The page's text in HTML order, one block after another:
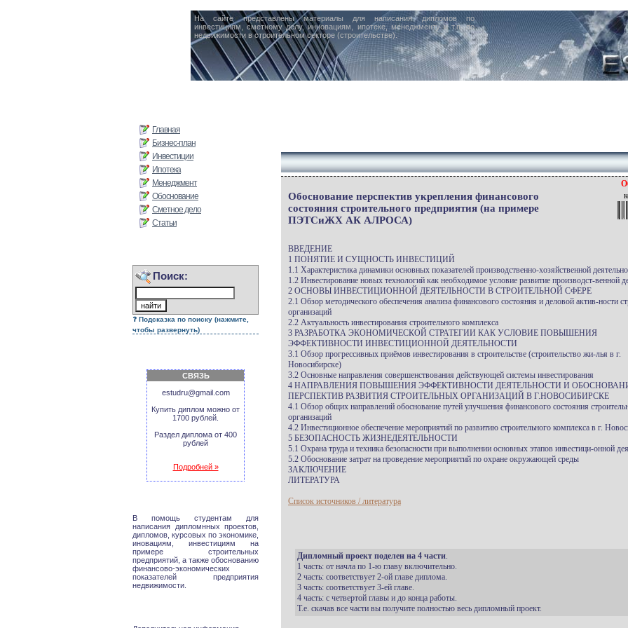
На сайте представлены материалы для написания дипломов по
инвестициям, сметному делу, инновациям, ипотеке, менеджменту и т.п. по
недвижимости в строительном секторе (строительстве).
Главная
Бизнес-план
Инвестиции
Ипотека
Менеджмент
Обоснование
Сметное дело
Статьи
Поиск:
Подсказка по поиску (нажмите,
чтобы развернуть)
СВЯЗЬ
estudru@gmail.com
Купить диплом можно от
1700 рублей.
Раздел диплома от 400
рублей
Подробней »
В помощь студентам для
написания дипломнных проектов,
дипломов, курсовых по экономике,
иновациям, инвестициям на
примере строительных
предприятий, а также обоснованию
финансово-экономических
показателей предприятия
недвижимости.
Обоснование перспектив укрепления финансового
состояния строительного предприятия (на примере
ПЭТСиЖХ АК АЛРОСА)
ВВЕДЕНИЕ
1 ПОНЯТИЕ И СУЩНОСТЬ ИНВЕСТИЦИЙ
1.1 Характеристика динамики основных показателей производственно-хозяйственной
1.2 Инвестирование новых технологий как необходимое условие развитие производст-венной
2 ОСНОВЫ ИНВЕСТИЦИОННОЙ ДЕЯТЕЛЬНОСТИ В СТРОИТЕЛЬНОЙ СФЕРЕ
2.1 Обзор методического обеспечения анализа финансового состояния и деловой актив-ности
организаций
2.2 Актуальность инвестирования строительного комплекса
3 РАЗРАБОТКА ЭКОНОМИЧЕСКОЙ СТРАТЕГИИ КАК УСЛОВИЕ ПОВЫШЕНИЯ
ЭФФЕКТИВНОСТИ ИНВЕСТИЦИОННОЙ ДЕЯТЕЛЬНОСТИ
3.1 Обзор прогрессивных приёмов инвестирования в строительстве (строительство жи-лья в г.
Новосибирске)
3.2 Основные направления совершенствования действующей системы инвестирования
4 НАПРАВЛЕНИЯ ПОВЫШЕНИЯ ЭФФЕКТИВНОСТИ ДЕЯТЕЛЬНОСТИ И
ПЕРСПЕКТИВ РАЗВИТИЯ СТРОИТЕЛЬНЫХ ОРГАНИЗАЦИЙ В Г.НОВОСИБИРСКЕ
4.1 Обзор общих направлений обоснование путей улучшения финансового состояния
организаций
4.2 Инвестиционное обеспечение мероприятий по развитию строительного комплекса в г.
5 БЕЗОПАСНОСТЬ ЖИЗНЕДЕЯТЕЛЬНОСТИ
5.1 Охрана труда и техника безопасности при выполнении основных этапов инвестици-онной
5.2 Обоснование затрат на проведение мероприятий по охране окружающей среды
ЗАКЛЮЧЕНИЕ
ЛИТЕРАТУРА
Список источников / литература
Дипломный проект поделен на 4 части.
1 часть: от начла по 1-ю главу включительно.
2 часть: соответствует 2-ой главе диплома.
3 часть: соответствует 3-ей главе.
4 часть: с четвертой главы и до конца работы.
Т.е. скачав все части вы получите полностью весь дипломный проект.